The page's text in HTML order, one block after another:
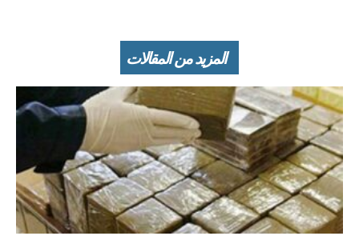
المزيد من المقالات